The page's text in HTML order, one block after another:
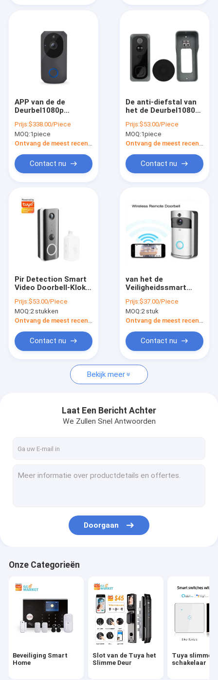
Producten
Over ons
Fabrieksreis
nieuws
Alle Gevallen
Beveiliging Smart Home
Tuya slimme schakelaar
Tuyasmart camera
De Slimme Thermostaat van WiFi
De Gateway van Tuyazigbee
Intelligente Huistoestellen
Slimme Huisdierenvoeder
APP van de de
Deurbel1080p
Intercom van IP65
1920*1080 Slimme
Videocontrole
Prijs:$338.00/Piece
MOQ:1piece
Ontvang de meest recente Prijs
Contact nu
De anti-diefstal van
het de Deurbel1080p
van IP54 Slimme
Videoklok van de de
Nokkendeur
Prijs:$53.00/Piece
MOQ:1piece
Ontvang de meest recente Prijs
Contact nu
Pir Detection Smart
Video Doorbell-Klok
Nokkendeur van het
Rings1080p Hd de
Draadloze Kijkglas
Prijs:$53.00/Piece
MOQ:2 stukken
Ontvang de meest recente Prijs
Contact nu
van het de
Veiligheidssmart
2.4GHz Draadloze
Video de
Deurbelrealtime
Prijs:$37.00/Piece
MOQ:2 stuk
Ontvang de meest recente Prijs
Contact nu
Bekijk meer
Laat Een Bericht Achter
We Zullen Snel Antwoorden
Doorgaan
Onze Categorieën
Beveiliging Smart
Home
Slot van de Tuya het
Slimme Deur
Tuya slimme
schakelaar